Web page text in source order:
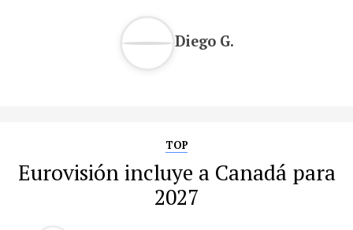
Diego G.
TOP
Eurovisión incluye a Canadá para
2027